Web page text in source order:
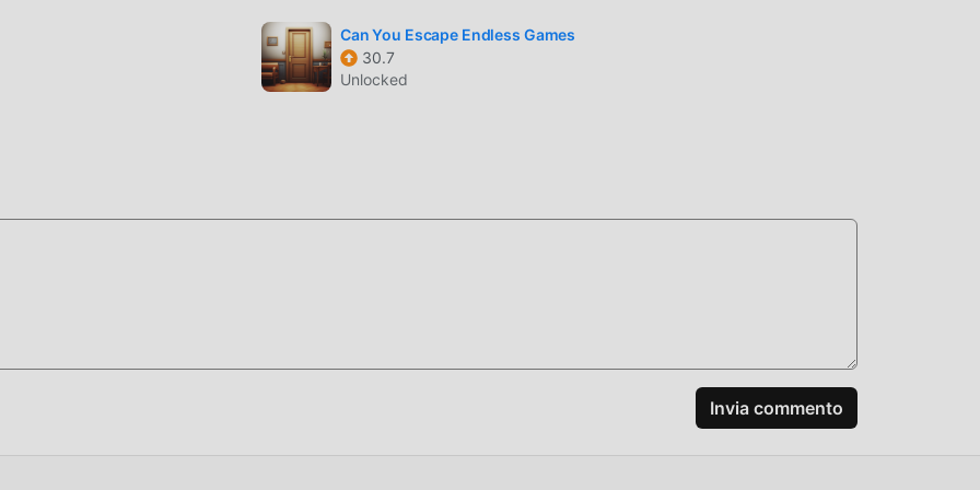
l'APP moddroid, puoi scaricare direttamente la versione mod
Can You Escape Endless Games
30.7
Unlocked
Invia commento